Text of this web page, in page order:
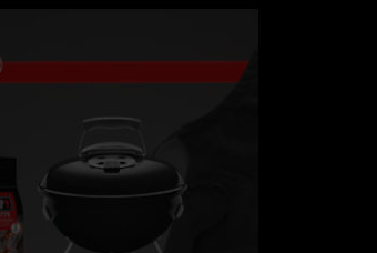
ou passez à une diapositive à l’aide des points de